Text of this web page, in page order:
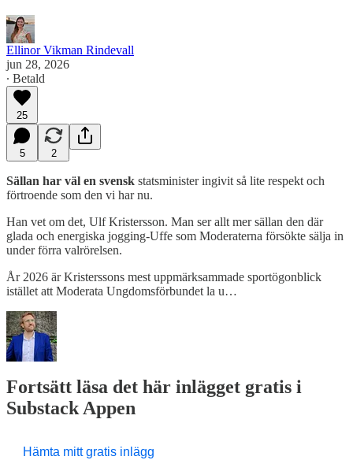
Ellinor Vikman Rindevall
jun 28, 2026
∙ Betald
25
5 2
Sällan har väl en svensk statsminister ingivit så lite respekt och
förtroende som den vi har nu.
Han vet om det, Ulf Kristersson. Man ser allt mer sällan den där
glada och energiska jogging-Uffe som Moderaterna försökte sälja in
under förra valrörelsen.
År 2026 är Kristerssons mest uppmärksammade sportögonblick
istället att Moderata Ungdomsförbundet la u…
Fortsätt läsa det här inlägget gratis i
Substack Appen
Hämta mitt gratis inlägg